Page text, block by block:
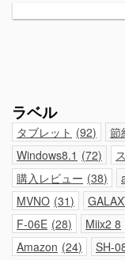
ラベル
タブレット 92 節
Windows8.1
72
購入レビュー 38
MVNO 31
F-06E 28 Miix2 8
Amazon 24 SH-